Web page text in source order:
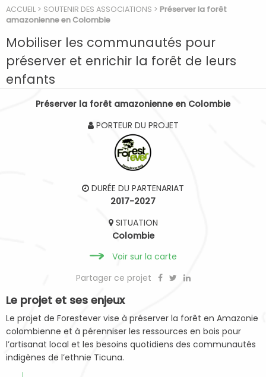
ACCUEIL > SOUTENIR DES ASSOCIATIONS > Préserver la forêt
amazonienne en Colombie
Mobiliser les communautés pour
préserver et enrichir la forêt de leurs
enfants
Préserver la forêt amazonienne en Colombie
PORTEUR DU PROJET
DURÉE DU PARTENARIAT
2017-2027
SITUATION
Colombie
Voir sur la carte
Partager ce projet
Le projet et ses enjeux
Le projet de Forestever vise à préserver la forêt en Amazonie
colombienne et à pérenniser les ressources en bois pour
l’artisanat local et les besoins quotidiens des communautés
indigènes de l’ethnie Ticuna.